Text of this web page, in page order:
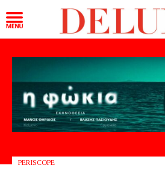
PERISCOPE